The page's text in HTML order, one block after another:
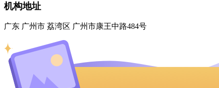
机构地址
广东 广州市 荔湾区 广州市康王中路484号